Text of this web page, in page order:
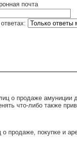
почта
о продаже амуниции
что-либо также
продаже, покупке и